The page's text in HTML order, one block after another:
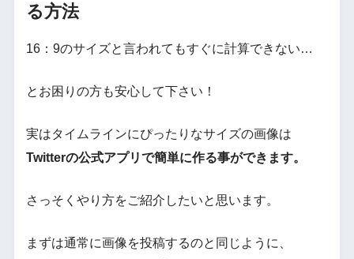
る方法
16：9のサイズと言われてもすぐに計算できない…
とお困りの方も安心して下さい！
実はタイムラインにぴったりなサイズの画像は
Twitterの公式アプリで簡単に作る事ができます。
さっそくやり方をご紹介したいと思います。
まずは通常に画像を投稿するのと同じように、